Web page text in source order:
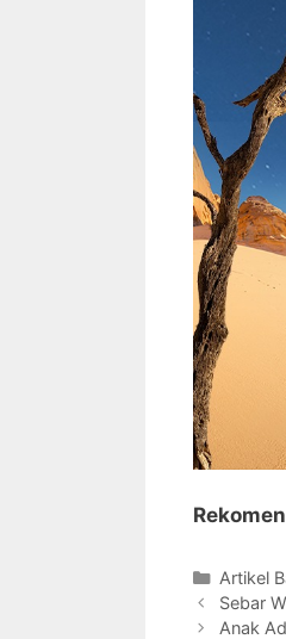
Kategori
Artikel
Sebar
Anak